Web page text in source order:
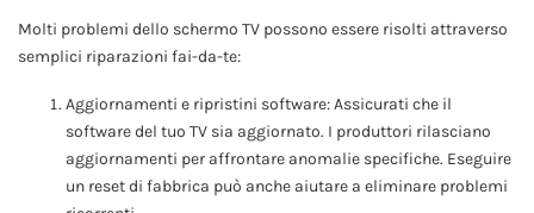
Molti problemi dello schermo TV possono essere risolti attraverso
semplici riparazioni fai-da-te:
Aggiornamenti e ripristini software: Assicurati che il
software del tuo TV sia aggiornato. I produttori rilasciano
aggiornamenti per affrontare anomalie specifiche. Eseguire
un reset di fabbrica può anche aiutare a eliminare problemi